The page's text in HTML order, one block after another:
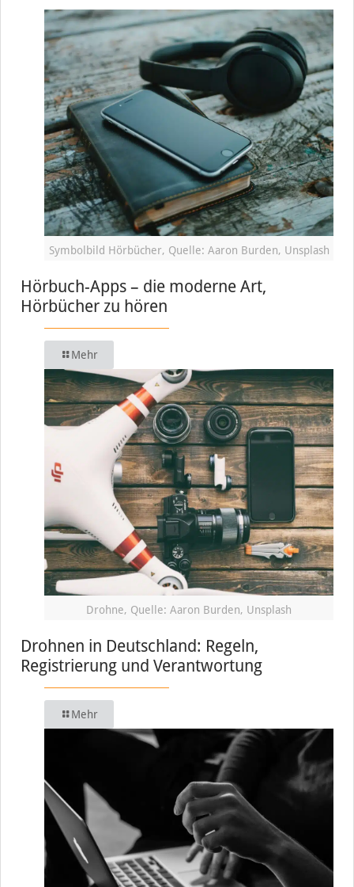
Symbolbild Hörbücher, Quelle: Aaron Burden, Unsplash
Hörbuch-Apps – die moderne Art,
Hörbücher zu hören
Mehr
Drohne, Quelle: Aaron Burden, Unsplash
Drohnen in Deutschland: Regeln,
Registrierung und Verantwortung
Mehr